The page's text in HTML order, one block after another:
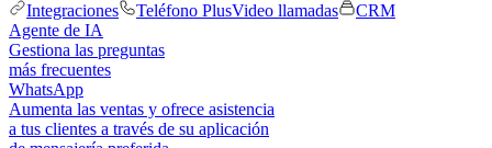
Integraciones
Teléfono PlusVideo llamadas
CRM
Agente de IA
Gestiona las preguntas
más frecuentes
WhatsApp
Aumenta las ventas y ofrece asistencia
a tus clientes a través de su aplicación